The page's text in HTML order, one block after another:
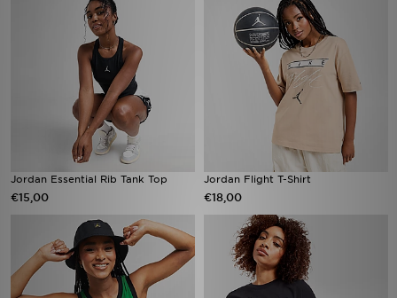
Jordan Essential Rib Tank Top
€15,00
Jordan Flight T-Shirt
€18,00